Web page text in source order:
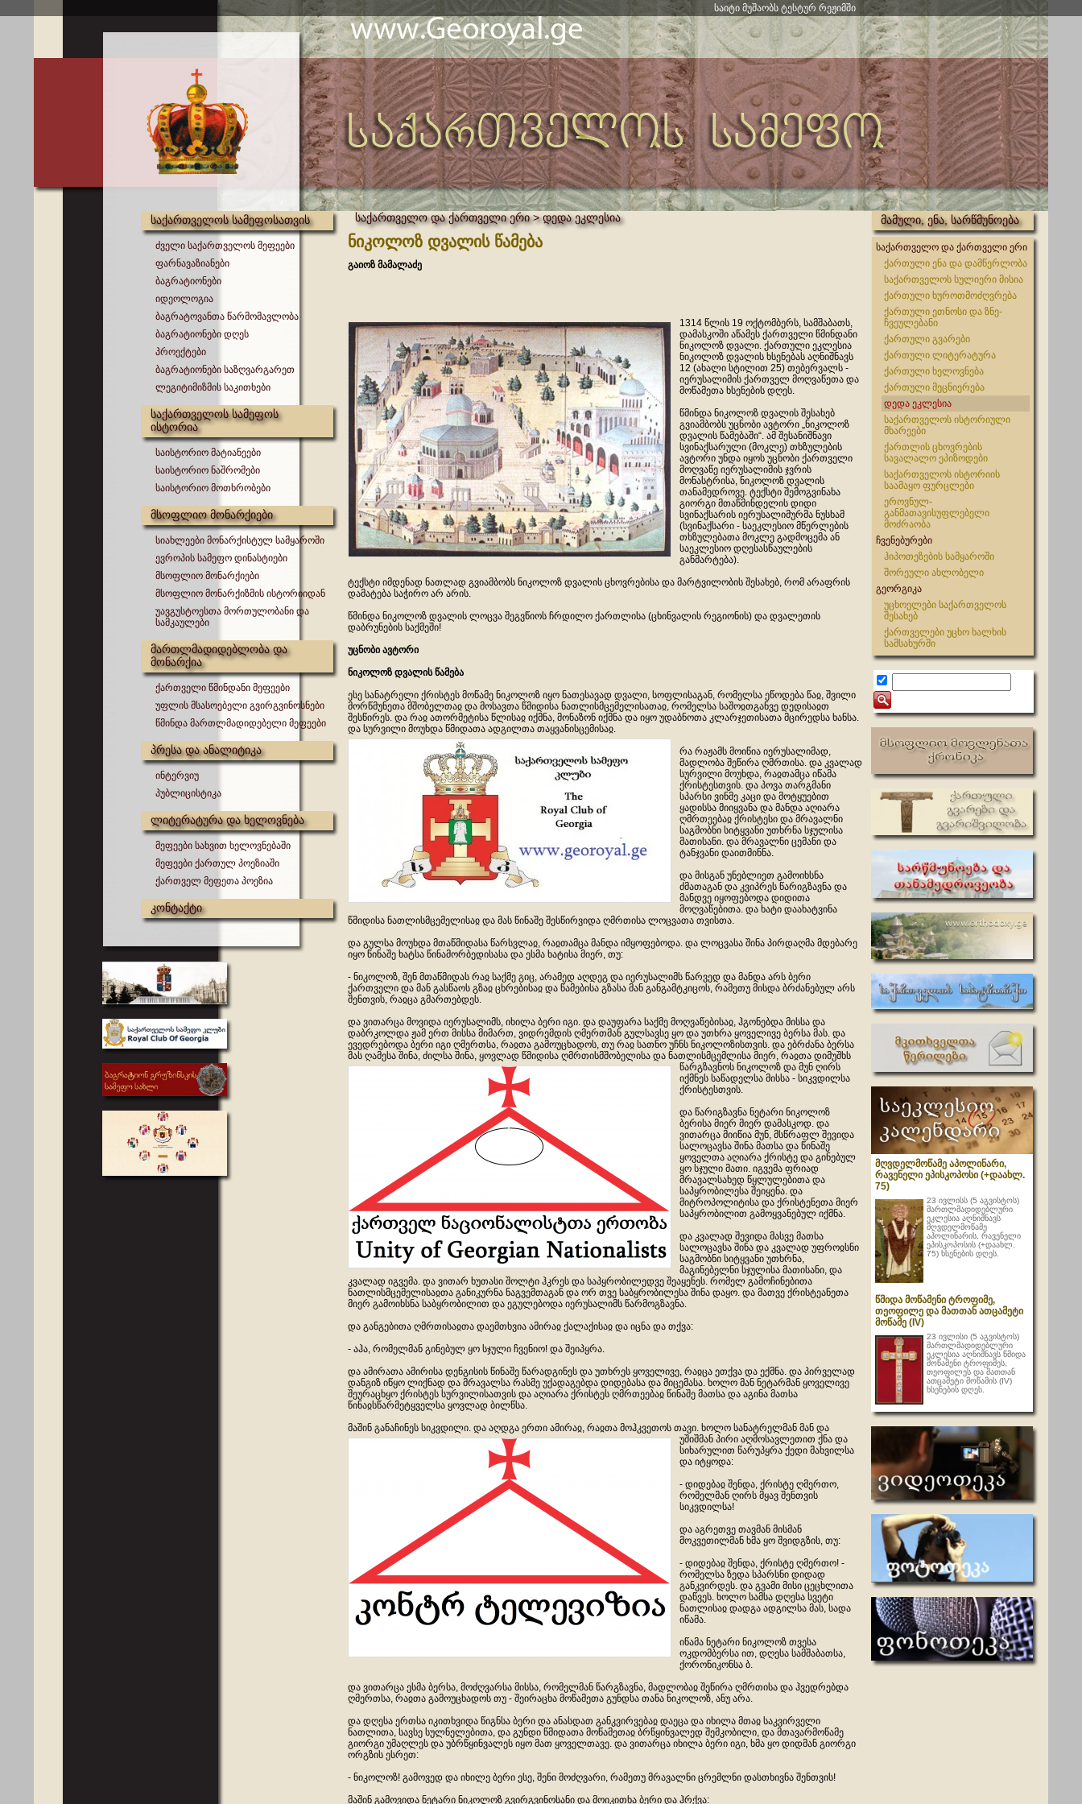
საიტი მუშაობს ტესტურ რეჟიმში
საქართველოს სამეფოსათვის
ძველი საქართველოს მეფეები
ფარნავაზიანები
ბაგრატიონები
იდეოლოგია
ბაგრატოვანთა წარმომავლობა
ბაგრატიონები დღეს
პროექტები
ბაგრატიონები საზღვარგარეთ
ლეგიტიმიზმის საკითხები
საქართველოს სამეფოს
ისტორია
საისტორიო მატიანეები
საისტორიო ნაშრომები
საისტორიო მოთხრობები
მსოფლიო მონარქიები
სიახლეები მონარქისტულ სამყაროში
ევროპის სამეფო დინასტიები
მსოფლიო მონარქიები
მსოფლიო მონარქიზმის ისტორიიდან
უავგუსტოესთა მორთულობანი და
სამკაულები
მართლმადიდებლობა და
მონარქია
ქართველი წმინდანი მეფეები
უფლის მსასოებელი გვირგვინოსნები
წმინდა მართლმადიდებელი მეფეები
პრესა და ანალიტიკა
ინტერვიუ
პუბლიცისტიკა
ლიტერატურა და ხელოვნება
მეფეები სახვით ხელოვნებაში
მეფეები ქართულ პოეზიაში
ქართველ მეფეთა პოეზია
კონტაქტი
საქართველო და ქართველი ერი > დედა ეკლესია
ნიკოლოზ დვალის წამება
გაიოზ მამალაძე
1314 წლის 19 ოქტომბერს, სამშაბათს,
დამასკოში აწამეს ქართველი წმინდანი
ნიკოლოზ დვალი. ქართული ეკლესია
ნიკოლოზ დვალის ხსენებას აღნიშნავს
12 (ახალი სტილით 25) თებერვალს -
იერუსალიმის ქართველ მოღვაწეთა და
მოწამეთა ხსენების დღეს.
წმინდა ნიკოლოზ დვალის შესახებ
გვიამბობს უცნობი ავტორი „ნიკოლოზ
დვალის წამებაში“. ამ შესანიშნავი
სვინაქსარული (მოკლე) თხზულების
ავტორი უნდა იყოს უცნობი ქართველი
მოღვაწე იერუსალიმის ჯვრის
მონასტრისა, ნიკოლოზ დვალის
თანამედროვე. ტექსტი შემოგვინახა
გიორგი მთაწმინდელის დიდი
სვინაქსარის იერუსალიმურმა ნუსხამ
(სვინაქსარი - საეკლესიო მწერლების
თხზულებათა მოკლე გადმოცემა ან
საეკლესიო დღესასწაულების
განმარტება).
ტექსტი იმდენად ნათლად გვიამბობს ნიკოლოზ დვალის ცხოვრებისა და მარტვილობის შესახებ, რომ არაფრის
დამატება საჭირო არ არის.
წმინდა ნიკოლოზ დვალის ლოცვა შეგვწიოს ჩრდილო ქართლისა (ცხინვალის რეგიონის) და დვალეთის
დაბრუნების საქმეში!
უცნობი ავტორი
ნიკოლოზ დვალის წამება
ესე სანატრელი ქრისტეს მოწამე ნიკოლოზ იყო ნათესავად დვალი, სოფლისაგან, რომელსა ეწოდება წაჲ, შვილი
მორწმუნეთა მშობელთაჲ და მოსავთა წმიდისა ნათლისმცემელისათაჲ, რომელსა საშოჲთგანვე დედისაჲთ
შესწირეს. და რაჲ ათორმეტისა წლისაჲ იქმნა, მონაზონ იქმნა და იყო უდაბნოთა კლარჯეთისათა მცირედსა ხანსა.
და სურვილი მოუხდა წმიდათა ადგილთა თაყვანისცემისაჲ.
რა რაჟამს მოიწია იერუსალიმად,
მადლობა შეწირა ღმრთისა. და კვალად
სურვილი მოუხდა, რაჲთამცა იწამა
ქრისტესთვის. და პოვა თარგმანი
სპარსი ვინმე კაცი და მოტყუებით
ყადისსა მიიყვანა და მანდა აღიარა
ღმრთეებაჲ ქრისტესი და მრავალნი
საგმობნი სიტყვანი უთხრნა სჯულისა
მათისანი. და მრავალნი ცემანი და
ტანჯვანი დაითმინნა.
და მისგან უნებლიეთ გამოიხსნა
ძმათაგან და კვიპრეს წარიგზავნა და
მანდვე იყოფებოდა დიდითა
მოღვაწებითა. და ხატი დაახატვინა
წმიდისა ნათლისმცემელისაჲ და მას წინაშე შესწირვიდა ღმრთისა ლოცვათა თვისთა.
და გულსა მოუხდა მთაწმიდასა წარსვლაჲ, რაჲთამცა მანდა იმყოფებოდა. და ლოცვასა შინა პირდაღმა მდებარე
იყო წინაშე ხატსა წინამორბედისასა და ესმა ხატისა მიერ, თუ:
- ნიკოლოზ, შენ მთაწმიდას რაჲ საქმე გიც, არამედ აღდეგ და იერუსალიმს წარვედ და მანდა არს ბერი
ქართველი და მან გასწაოს გზაჲ ცხრებისაჲ და წამებისა გზასა მან განგამტკიცოს, რამეთუ მისდა ბრძანებულ არს
შენთვის, რაჲცა გმართებდეს.
და ვითარცა მოვიდა იერუსალიმს, იხილა ბერი იგი. და დაუფარა საქმე მოღვაწებისაჲ, ჰგონებდა მისსა და
დაბრკოლდა ჟამ ერთ მისსა მიმართ, ვიდრემდის ღმერთმან გულსავსე ყო და უთხრა ყოველივე ბერსა მას. და
ევედრებოდა ბერი იგი ღმერთსა, რაჲთა გამოუცხადოს, თუ რაჲ სათნო უჩნს ნიკოლოზისთვის. და ებრძანა ბერსა
მას ღამესა შინა, ძილსა შინა, ყოვლად წმიდისა ღმრთისმშობელისა და ნათლისმცემლისა მიერ, რაჲთა დიმუშხს
წარგზავნოს ნიკოლოზ და მუნ ღირს
იქმნეს საწადელსა მისსა - სიკვდილსა
ქრისტესთვის.
და წარიგზავნა ნეტარი ნიკოლოზ
ბერისა მიერ მიერ დამასკოდ. და
ვითარცა მიიწია მუნ, მსწრაფლ შევიდა
სალოცავსა შინა მათსა და წინაშე
ყოველთა აღიარა ქრისტე და გინებულ
ყო სჯული მათი. იგვემა ფრიად
მრავალსახედ წყლულებითა და
საპყრობილესა შეიყენა. და
მიტროპოლიტისა და ქრისტენეთა მიერ
საპყრობილით გამოყვანებულ იქმნა.
და კვალად შევიდა მასვე მათსა
სალოცავსა შინა და კვალად უფროჲსნი
საგმობნი სიტყვანი უთხრნა,
მაგინებელნი სჯულისა მათისანი, და
კვალად იგვემა. და ვითარ ხუთასი შოლტი ჰკრეს და საპყრობილედვე შეაყენეს. რომელ გამოჩინებითა
ნათლისმცემელისაჲთა განიკურნა ნაგვემთაგან და ორ თვე საბყრობილესა შინა დაყო. და მათვე ქრისტეანეთა
მიერ გამოიხსნა საბყრობილით და ეგულებოდა იერუსალიმს წარმოგზავნა.
და განგებითა ღმრთისაჲთა დაემთხვია ამირაჲ ქალაქისაჲ და იცნა და თქვა:
- აჰა, რომელმან გინებულ ყო სჯული ჩვენიო! და შეიპყრა.
და ამირათა ამირისა დენგისის წინაშე წარადგინეს და უთხრეს ყოველივე, რაჲცა ეთქვა და ექმნა. და პირველად
დანგიზ იწყო ლიქნად და მრავალსა რასმე უქადაგებდა დიდებასა და მიცემასა. ხოლო მან ნეტარმან ყოველივე
შეურაცხყო ქრისტეს სურვილისათვის და აღიარა ქრისტეს ღმრთეებაჲ წინაშე მათსა და აგინა მათსა
წინაჲსწარმეტყველსა ყოვლად ბილწსა.
მაშინ განაჩინეს სიკვდილი. და აღდგა ერთი ამირაჲ, რაჲთა მოჰკვეთოს თავი. ხოლო სანატრელმან მან და
უშიშმან პირი აღმოსავლეთით ქნა და
სიხარულით წარუპყრა ქედი მახვილსა
და იტყოდა:
- დიდებაჲ შენდა, ქრისტე ღმერთო,
რომელმან ღირს მყავ შენთვის
სიკვდილსა!
და აგრეთვე თავმან მისმან
მოკვეთილმან ხმა ყო შვიდგზის, თუ:
- დიდებაჲ შენდა, ქრისტე ღმერთო! -
რომელსა ზედა სპარსნი დიდად
განკვირდეს. და გვამი მისი ცეცხლითა
დაწვეს. ხოლო სამსა დღესა სვეტი
ნათლისაჲ დადგა ადგილსა მას, სადა
იწამა.
იწამა ნეტარი ნიკოლოზ თვესა
ოკდომბერსა ით, დღესა სამშაბათსა,
ქორონიკონსა ბ.
და ვითარცა ესმა ბერსა, მოძღვარსა მისსა, რომელმან წარგზავნა, მადლობაჲ შეწირა ღმრთისა და ჰვედრებდა
ღმერთსა, რაჲთა გამოუცხადოს თუ - შეირაცხა მოწამეთა გუნდსა თანა ნიკოლოზ, ანუ არა.
და დღესა ერთსა იკითხვიდა წიგნსა ბერი და ანასდათ განკვირვებაჲ დაეცა და იხილა მთაჲ საკვირველი
ნათლითა, სავსე სულნელებითა, და გუნდი წმიდათა მოწამეთაჲ ბრწყინვალედ შემკობილი, და მთავარმოწამე
გიორგი უმაღლეს და უბრწყინვალეს იყო მათ ყოველთავე. და ვითარცა იხილა ბერი იგი, ხმა ყო დიდმან გიორგი
ორგზის ესრეთ:
- ნიკოლოზ! გამოვედ და იხილე ბერი ესე, შენი მოძღვარი, რამეთუ მრავალნი ცრემლნი დასთხივნა შენთვის!
მაშინ გამოვიდა ნეტარი ნიკოლოზ გვირგვინოსანი და მოიკითხა ბერი და ჰრქვა:
მამული, ენა, სარწმუნოება
საქართველო და ქართველი ერი
ქართული ენა და დამწერლობა
საქართველოს სულიერი მისია
ქართული ხუროთმოძღვრება
ქართული ეთნოსი და ზნე-
ჩვეულებანი
ქართული გვარები
ქართული ლიტერატურა
ქართული ხელოვნება
ქართული მეცნიერება
დედა ეკლესია
საქართველოს ისტორიული
მხარეები
ქართლის ცხოვრების
სავალალო ეპიზოდები
საქართველოს ისტორიის
საამაყო ფურცლები
ეროვნულ-
განმათავისუფლებელი
მოძრაობა
ჩვენებურები
ჰიპოთეზების სამყაროში
შორეული ახლობელი
გეორგიკა
უცხოელები საქართველოს
შესახებ
ქართველები უცხო ხალხის
სამსახურში
მღვდელმოწამე აპოლინარი,
რავენელი ეპისკოპოსი (+დაახლ.
75)
23 ივლისს (5 აგვისტოს)
მართლმადიდებლური
ეკლესია აღნიშნავს
მღვდელმოწამე
აპოლინარის, რავენელი
ეპისკოპოსის (+დაახლ.
75) ხსენების დღეს.
წმიდა მოწამენი ტროფიმე,
თეოფილე და მათთან ათცამეტი
მოწამე (IV)
23 ივლისი (5 აგვისტოს)
მართლმადიდებლური
ეკლესია აღნიშნავს წმიდა
მოწამენი ტროფიმეს,
თეოფილეს და მათთან
ათცამეტი მოწამის (IV)
ხსენების დღეს.